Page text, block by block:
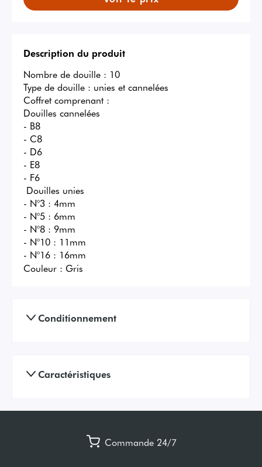
Description du produit
Nombre de douille : 10
Type de douille : unies et cannelées
Coffret comprenant :
Douilles cannelées
- B8
- C8
- D6
- E8
- F6
- N°3 : 4mm
- N°5 : 6mm
- N°8 : 9mm
- N°10 : 11mm
- N°16 : 16mm
Couleur : Gris
Conditionnement
Caractéristiques
Commande 24/7